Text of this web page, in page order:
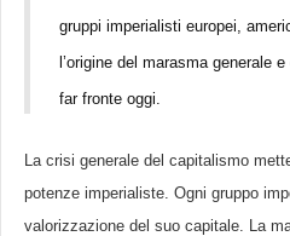
gruppi imperialisti europei,
l’origine del marasma generale
far fronte oggi.
La crisi generale del capitalismo
potenze imperialiste. Ogni gruppo
valorizzazione del suo capitale. La